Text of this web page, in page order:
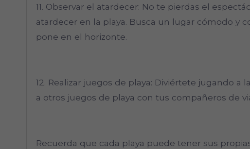
11. Observar el atardecer: No te pierdas el
atardecer en la playa. Busca un lugar cómodo y
pone en el horizonte.
12. Realizar juegos de playa: Diviértete jugando a
a otros juegos de playa con tus compañeros de
Recuerda que cada playa puede tener sus